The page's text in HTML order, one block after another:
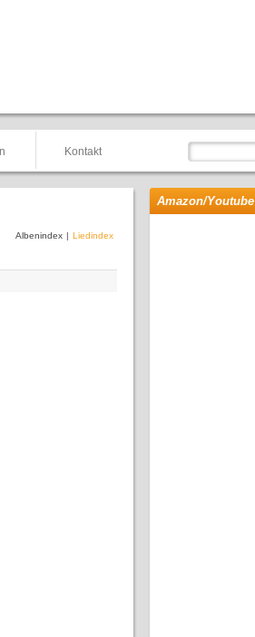
Kontakt
Albenindex | Liedindex
Amazon/Youtube